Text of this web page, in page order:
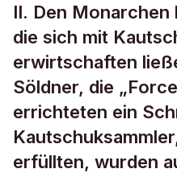
II. Den
die sich mit
erwirtschaften
Söldner, die
errichteten ein
erfüllten, wurden